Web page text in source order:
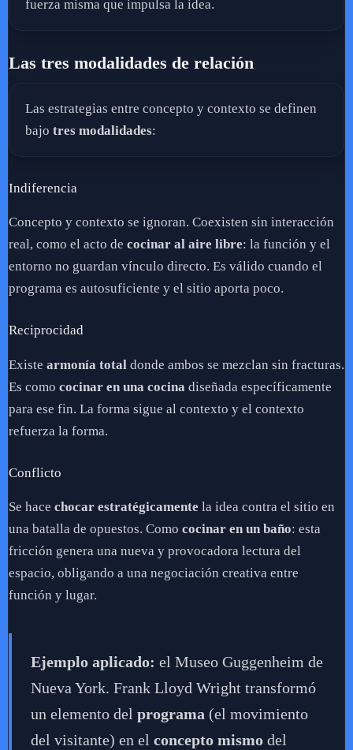
fuerza misma que impulsa la idea.
Las tres modalidades de relación
Las estrategias entre concepto y contexto se definen
bajo tres modalidades:
Indiferencia
Concepto y contexto se ignoran. Coexisten sin interacción
real, como el acto de cocinar al aire libre: la función y el
entorno no guardan vínculo directo. Es válido cuando el
programa es autosuficiente y el sitio aporta poco.
Reciprocidad
Existe armonía total donde ambos se mezclan sin fracturas.
Es como cocinar en una cocina diseñada específicamente
para ese fin. La forma sigue al contexto y el contexto
refuerza la forma.
Conflicto
Se hace chocar estratégicamente la idea contra el sitio en
una batalla de opuestos. Como cocinar en un baño: esta
fricción genera una nueva y provocadora lectura del
espacio, obligando a una negociación creativa entre
función y lugar.
Ejemplo aplicado: el Museo Guggenheim de
Nueva York. Frank Lloyd Wright transformó
un elemento del programa (el movimiento
del visitante) en el concepto mismo del